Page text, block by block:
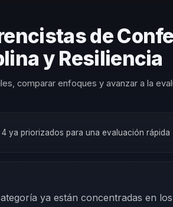
de
y Resiliencia
comparar enfoques y avanzar a la
4 ya priorizados para una evaluación rápida
ya están concentradas en